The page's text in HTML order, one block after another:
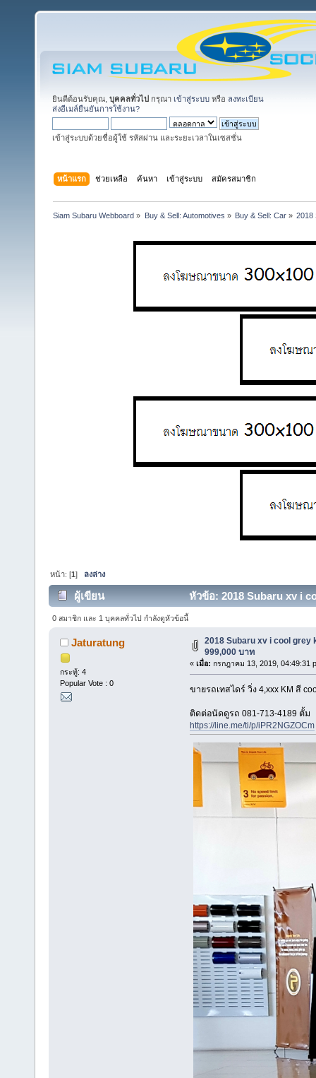
ยินดีต้อนรับคุณ, บุคคลทั่วไป กรุณา เข้าสู่ระบบ หรือ ลงทะเบียน
ส่งอีเมล์ยืนยันการใช้งาน?
เข้าสู่ระบบด้วยชื่อผู้ใช้ รหัสผ่าน และระยะเวลาในเซสชั่น
หน้าแรก ช่วยเหลือ ค้นหา เข้าสู่ระบบ สมัครสมาชิก
Siam Subaru Webboard » Buy & Sell: Automotives » Buy & Sell: Car» 2018
หน้า: [1] ลงล่าง
ผู้เขียน หัวข้อ: 2018 Subaru xv i
0 สมาชิก และ 1 บุคคลทั่วไป กำลังดูหัวข้อนี้
Jaturatung
กระทู้: 4
Popular Vote : 0
2018 Subaru xv i cool grey
999,000 บาท
« เมื่อ: กรกฎาคม 13, 2019, 04:49:31
ขายรถเทสไดร์ วิ่ง 4,xxx KM สี
ติดต่อนัดดูรถ 081-713-4189 ตั้ม
https://line.me/ti/p/iPR2NGZOCm